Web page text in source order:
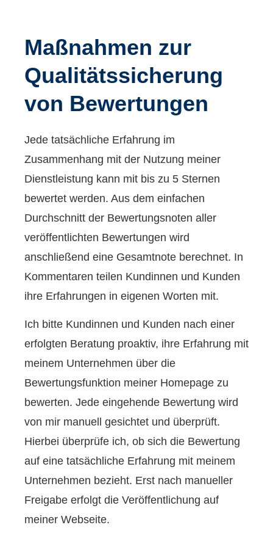
Maßnahmen zur
Qualitätssicherung
von Bewertungen
Jede tatsächliche Erfahrung im
Zusammenhang mit der Nutzung meiner
Dienstleistung kann mit bis zu 5 Sternen
bewertet werden. Aus dem einfachen
Durchschnitt der Bewertungsnoten aller
veröffentlichten Bewertungen wird
anschließend eine Gesamtnote berechnet. In
Kommentaren teilen Kundinnen und Kunden
ihre Erfahrungen in eigenen Worten mit.
Ich bitte Kundinnen und Kunden nach einer
erfolgten Beratung proaktiv, ihre Erfahrung mit
meinem Unternehmen über die
Bewertungsfunktion meiner Homepage zu
bewerten. Jede eingehende Bewertung wird
von mir manuell gesichtet und überprüft.
Hierbei überprüfe ich, ob sich die Bewertung
auf eine tatsächliche Erfahrung mit meinem
Unternehmen bezieht. Erst nach manueller
Freigabe erfolgt die Veröffentlichung auf
meiner Webseite.